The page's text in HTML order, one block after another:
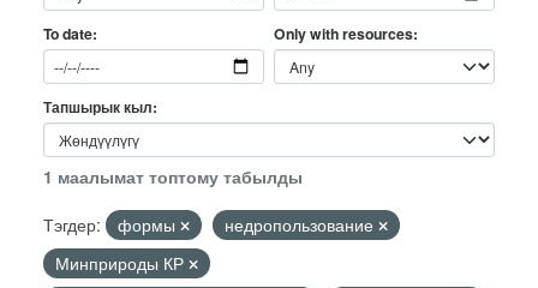
To date Only with resources
Тапшырык кыл
1 маалымат топтому табылды
Тэгдер:
формы
недропользование
Минприроды КР